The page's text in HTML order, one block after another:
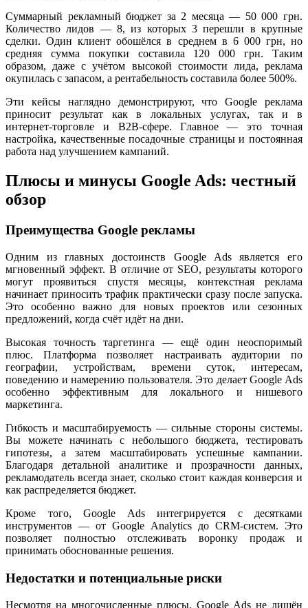
Суммарный рекламный бюджет за 2 месяца — 50 000 грн.
Количество лидов — 8, из которых 3 перешли в крупные
сделки. Один клиент обошёлся в среднем в 6 000 грн, но
средняя сумма покупки составила 120 000 грн. Таким
образом, даже с учётом высокой стоимости лида, реклама
окупилась с запасом, а рентабельность составила более 500%.
Эти кейсы наглядно демонстрируют, что Google реклама
приносит результат как в локальных услугах, так и в
интернет-торговле и B2B-сфере. Главное — это точная
настройка, качественные посадочные страницы и постоянная
работа над улучшением кампаний.
Плюсы и минусы Google Ads: честный
обзор
Преимущества Google рекламы
Одним из главных достоинств Google Ads является его
мгновенный эффект. В отличие от SEO, результаты которого
могут проявиться спустя месяцы, контекстная реклама
начинает приносить трафик практически сразу после запуска.
Это особенно важно для новых проектов или сезонных
предложений, когда счёт идёт на дни.
Высокая точность таргетинга — ещё один неоспоримый
плюс. Платформа позволяет настраивать аудитории по
географии, устройствам, времени суток, интересам,
поведению и намерению пользователя. Это делает Google Ads
особенно эффективным для локального и нишевого
маркетинга.
Гибкость и масштабируемость — сильные стороны системы.
Вы можете начинать с небольшого бюджета, тестировать
гипотезы, а затем масштабировать успешные кампании.
Благодаря детальной аналитике и прозрачности данных,
рекламодатель всегда знает, сколько стоит каждая конверсия и
как распределяется бюджет.
Кроме того, Google Ads интегрируется с десятками
инструментов — от Google Analytics до CRM-систем. Это
позволяет полностью отслеживать воронку продаж и
принимать обоснованные решения.
Недостатки и потенциальные риски
Несмотря на многочисленные плюсы, Google Ads не лишён